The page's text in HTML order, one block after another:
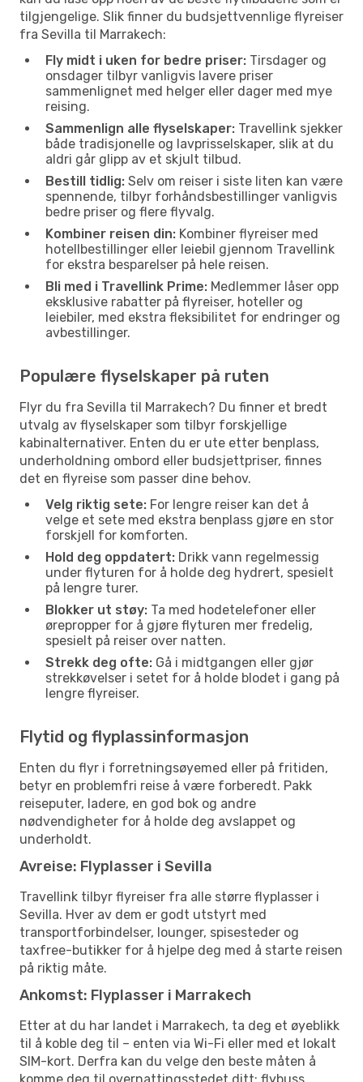
tilgjengelige. Slik finner du budsjettvennlige flyreiser
fra Sevilla til Marrakech:
Fly midt i uken for bedre priser: Tirsdager og
onsdager tilbyr vanligvis lavere priser
sammenlignet med helger eller dager med mye
reising.
Sammenlign alle flyselskaper: Travellink sjekker
både tradisjonelle og lavprisselskaper, slik at du
aldri går glipp av et skjult tilbud.
Bestill tidlig: Selv om reiser i siste liten kan være
spennende, tilbyr forhåndsbestillinger vanligvis
bedre priser og flere flyvalg.
Kombiner reisen din: Kombiner flyreiser med
hotellbestillinger eller leiebil gjennom Travellink
for ekstra besparelser på hele reisen.
Bli med i Travellink Prime: Medlemmer låser opp
eksklusive rabatter på flyreiser, hoteller og
leiebiler, med ekstra fleksibilitet for endringer og
avbestillinger.
Populære flyselskaper på ruten
Flyr du fra Sevilla til Marrakech? Du finner et bredt
utvalg av flyselskaper som tilbyr forskjellige
kabinalternativer. Enten du er ute etter benplass,
underholdning ombord eller budsjettpriser, finnes
det en flyreise som passer dine behov.
Velg riktig sete: For lengre reiser kan det å
velge et sete med ekstra benplass gjøre en stor
forskjell for komforten.
Hold deg oppdatert: Drikk vann regelmessig
under flyturen for å holde deg hydrert, spesielt
på lengre turer.
Blokker ut støy: Ta med hodetelefoner eller
ørepropper for å gjøre flyturen mer fredelig,
spesielt på reiser over natten.
Strekk deg ofte: Gå i midtgangen eller gjør
strekkøvelser i setet for å holde blodet i gang på
lengre flyreiser.
Flytid og flyplassinformasjon
Enten du flyr i forretningsøyemed eller på fritiden,
betyr en problemfri reise å være forberedt. Pakk
reiseputer, ladere, en god bok og andre
nødvendigheter for å holde deg avslappet og
underholdt.
Avreise: Flyplasser i Sevilla
Travellink tilbyr flyreiser fra alle større flyplasser i
Sevilla. Hver av dem er godt utstyrt med
transportforbindelser, lounger, spisesteder og
taxfree-butikker for å hjelpe deg med å starte reisen
på riktig måte.
Ankomst: Flyplasser i Marrakech
Etter at du har landet i Marrakech, ta deg et øyeblikk
til å koble deg til – enten via Wi-Fi eller med et lokalt
SIM-kort. Derfra kan du velge den beste måten å